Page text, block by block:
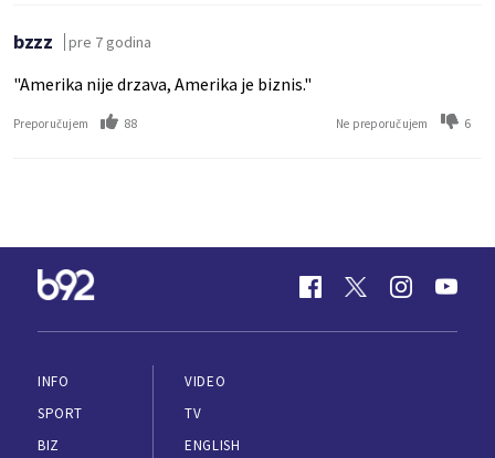
bzzz pre 7 godina
"Amerika nije drzava, Amerika je biznis."
Preporučujem 88 Ne preporučujem 6
INFO
SPORT
BIZ
VIDEO
TV
ENGLISH